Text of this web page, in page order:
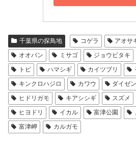
千葉県の探鳥地 コゲラ アオサ
オオバン
ミサゴ ジョウビタキ
トビ
ハマシギ カイツブリ
キンクロハジロ
カワウ ダイゼン
ヒドリガモ
キアシシギ スズメ
ヒヨドリ
イカル 富津公園
富津岬
カルガモ